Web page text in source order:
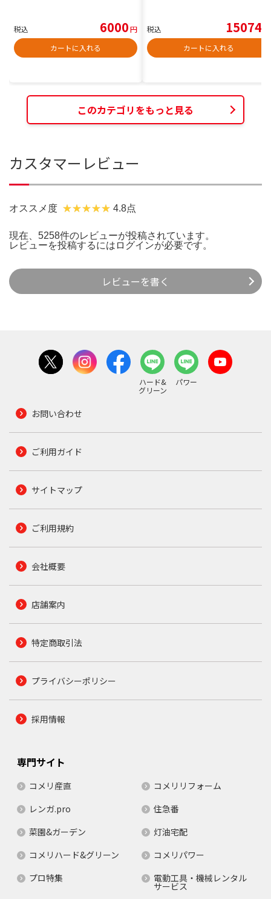
税込 6000円
カートに入れる
税込 15074
カートに入れる
このカテゴリをもっと見る
カスタマーレビュー
オススメ度 4.8点
現在、5258件のレビューが投稿されています。
レビューを投稿するには ログインが必要です。
レビューを書く
ハード&
グリーン
パワー
お問い合わせ
ご利用ガイド
サイトマップ
ご利用規約
会社概要
店舗案内
特定商取引法
プライバシーポリシー
採用情報
専門サイト
コメリ産直
コメリリフォーム
レンガ.pro
住急番
菜園&ガーデン
灯油宅配
コメリハード&グリーン
コメリパワー
プロ特集
電動工具・機械レンタル
サービス